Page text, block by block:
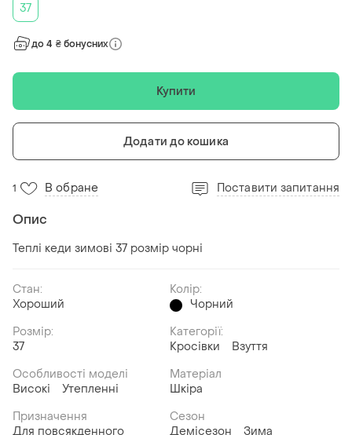
37
до 4 ₴ бонусних
Купити
Додати до кошика
1 В обране Поставити запитання
Опис
Теплі кеди зимові 37 розмір чорні
Стан:
Хороший
Колір:
Чорний
Розмір:
37
Категорії:
Кросівки
Взуття
Особливості моделі
Високі
Утепленні
Матеріал
Шкіра
Призначення
Для повсякденного
Сезон
Демісезон
Зима